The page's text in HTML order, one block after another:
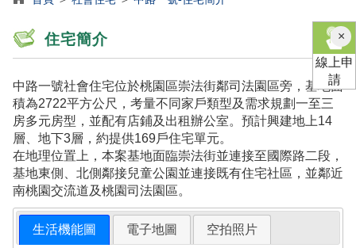
住宅簡介
中路一號社會住宅位於桃園區崇法街鄰司法園區旁，基地面
積為2722平方公尺，考量不同家戶類型及需求規劃一至三
房多元房型，並配有店鋪及出租辦公室。預計興建地上14
層、地下3層，約提供169戶住宅單元。
在地理位置上，本案基地面臨崇法街並連接至國際路二段，
基地東側、北側鄰接兒童公園並連接既有住宅社區，並鄰近
南桃園交流道及桃園司法園區。
生活機能圖 電子地圖 空拍照片
×關
閉
線上申
請